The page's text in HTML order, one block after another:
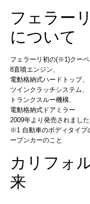
フェラー
について
フェラーリ初の(※1)クー
8直噴エンジン、
電動格納式ハードトップ、
ツインクラッチシステム、
トランクスルー機構、
電動格納式ドアミラー
2009年より発売されました
※1 自動車のボディタイプ
ープンカーのこと
カリフォ
来